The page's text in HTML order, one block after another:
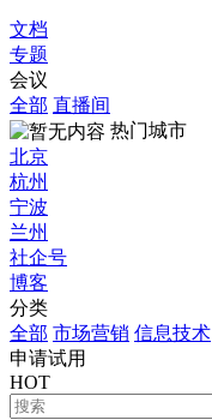
文档
专题
会议
全部 直播间
热门城市
北京
杭州
宁波
兰州
社企号
博客
分类
全部 市场营销 信息技术
申请试用
HOT